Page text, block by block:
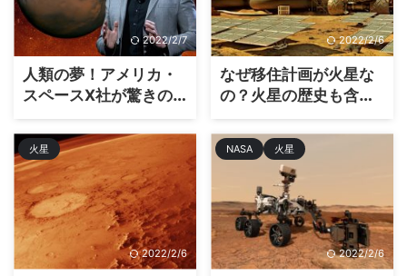
2022/2/7
人類の夢！アメリカ・
スペースX社が驚きの
火星移住計画が発表
2022/2/6
なぜ移住計画が火星な
の？火星の歴史も含め
てわかりやすく解説
火星
2022/2/6
NASA 火星
2022/2/6